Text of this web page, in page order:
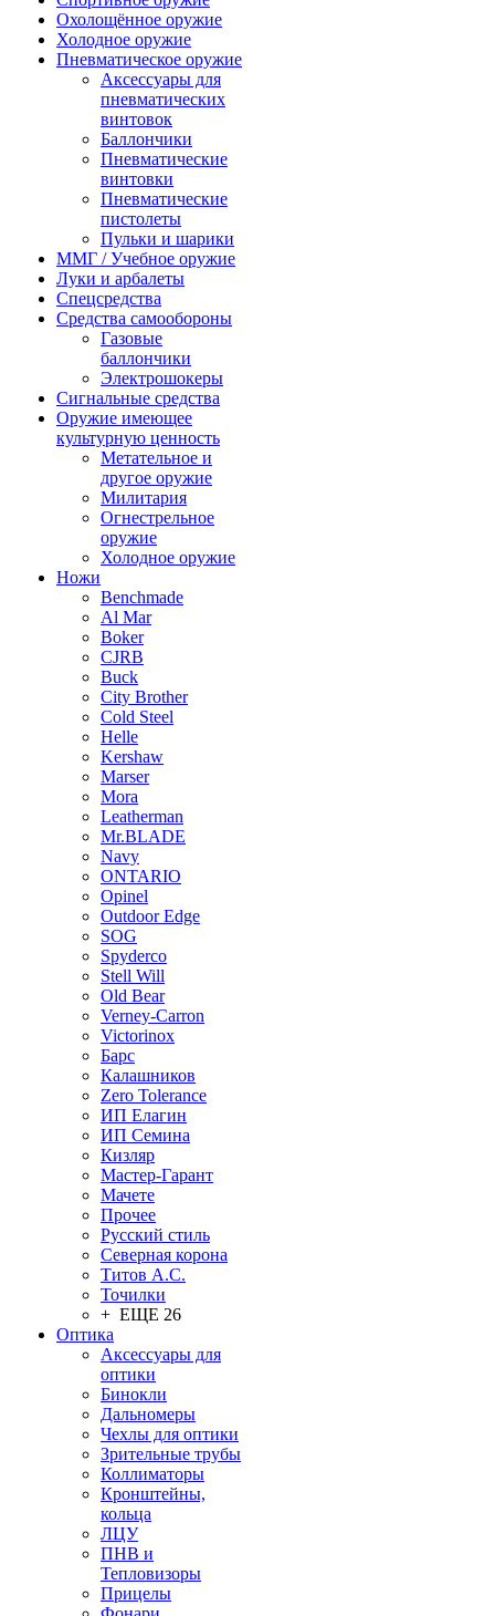
Охолощённое оружие
Холодное оружие
Пневматическое оружие
Аксессуары для
пневматических
винтовок
Баллончики
Пневматические
винтовки
Пневматические
пистолеты
Пульки и шарики
ММГ / Учебное оружие
Луки и арбалеты
Спецсредства
Средства самообороны
Газовые
баллончики
Электрошокеры
Сигнальные средства
Оружие имеющее
культурную ценность
Метательное и
другое оружие
Милитария
Огнестрельное
оружие
Холодное оружие
Ножи
Benchmade
Al Mar
Boker
CJRB
Buck
City Brother
Cold Steel
Helle
Kershaw
Marser
Mora
Leatherman
Mr.BLADE
Navy
ONTARIO
Opinel
Outdoor Edge
SOG
Spyderco
Stell Will
Old Bear
Verney-Carron
Victorinox
Барс
Калашников
Zero Tolerance
ИП Елагин
ИП Семина
Кизляр
Мастер-Гарант
Мачете
Прочее
Русский стиль
Северная корона
Титов А.С.
Точилки
+ ЕЩЕ 26
Оптика
Аксессуары для
оптики
Бинокли
Дальномеры
Чехлы для оптики
Зрительные трубы
Коллиматоры
Кронштейны,
кольца
ЛЦУ
ПНВ и
Тепловизоры
Прицелы